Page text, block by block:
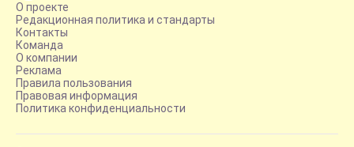
О проекте
Редакционная политика и стандарты
Контакты
Команда
О компании
Реклама
Правила пользования
Правовая информация
Политика конфиденциальности